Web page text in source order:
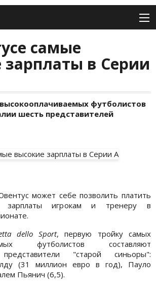
самые
зарплаты в Серии
футболистов
шесть представителей
может себе позволить платить
зарплаты игрокам и тренеру в
dello Sport, первую тройку самых
футболистов составляют
"старой синьоры":
(31 миллион евро в год), Пауло
Пьянич (6,5).